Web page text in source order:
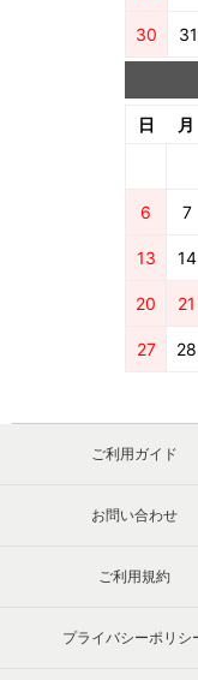
30 31
日 月
6 7
13 14
20 21
27 28
ご利用ガイド
お問い合わせ
ご利用規約
プライバシーポリシ